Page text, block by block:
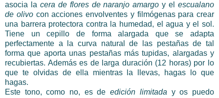
asocia la cera de flores de naranjo amargo y elescualano
de olivocon acciones envolventes y filmógenas para crear
una barrera protectora contra la humedad, el agua y el sol.
Tiene un cepillo de forma alargada que se adapta
perfectamente a la curva natural de las pestañas de tal
forma que aporta unas pestañas más tupidas, alargadas y
recubiertas. Además es de larga duración (12 horas) por lo
que te olvidas de ella mientras la llevas, hagas lo que
hagas.
Este tono, como no, es deedición limitada y os puedo